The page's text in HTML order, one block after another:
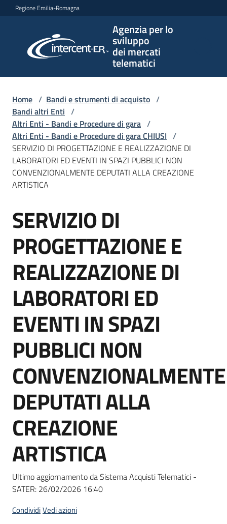
Vai al contenuto
Vai alla navigazione
Vai al footer
Regione Emilia-Romagna
Agenzia per lo
sviluppo
dei mercati
telematici
per lo
sviluppo
telematici
L'Agenzia
Bandi
strumenti
di
Supporto
Piattaforme
telematiche
English
site
Seguici
su
Home / Bandi e strumenti di acquisto /
Bandi altri Enti /
Altri Enti - Bandi e Procedure di gara /
Altri Enti - Bandi e Procedure di gara CHIUSI /
SERVIZIO DI PROGETTAZIONE E REALIZZAZIONE DI
LABORATORI ED EVENTI IN SPAZI PUBBLICI NON
CONVENZIONALMENTE DEPUTATI ALLA CREAZIONE
ARTISTICA
Salta al contenuto
SERVIZIO DI
PROGETTAZIONE E
REALIZZAZIONE DI
LABORATORI ED
EVENTI IN SPAZI
PUBBLICI NON
CONVENZIONALMENTE
DEPUTATI ALLA
CREAZIONE
ARTISTICA
Ultimo aggiornamento da Sistema Acquisti Telematici -
SATER: 26/02/2026 16:40
CondividiVedi azioni